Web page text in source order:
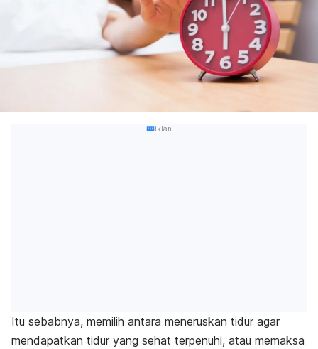
Iklan
Itu sebabnya, memilih antara meneruskan tidur agar
mendapatkan tidur yang sehat terpenuhi, atau memaksa